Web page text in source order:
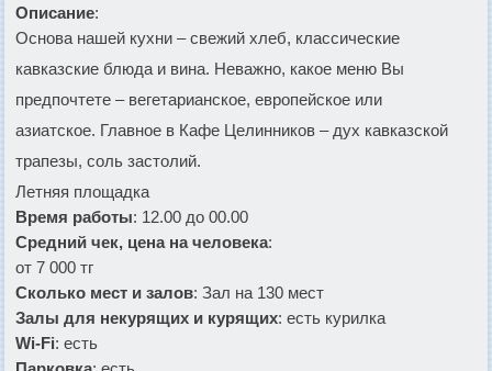
Описание:
Основа нашей кухни – свежий хлеб, классические
кавказские блюда и вина. Неважно, какое меню Вы
предпочтете – вегетарианское, европейское или
азиатское. Главное в Кафе Целинников – дух кавказской
трапезы, соль застолий.
Летняя площадка
Время работы: 12.00 до 00.00
Средний чек, цена на человека:
от 7 000 тг
Сколько мест и залов: Зал на 130 мест
Залы для некурящих и курящих: есть курилка
Wi-Fi: есть